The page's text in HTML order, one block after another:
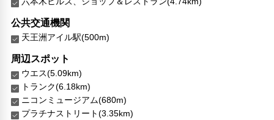
公共交通機関
天王洲アイル駅(500m)
周辺スポット
ウエス(5.09km)
トランク(6.18km)
ニコンミュージアム(680m)
プラチナストリート(3.35km)